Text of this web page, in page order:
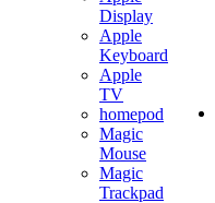
Display
Apple
Keyboard
Apple
TV
homepod
Magic
Mouse
Magic
Trackpad